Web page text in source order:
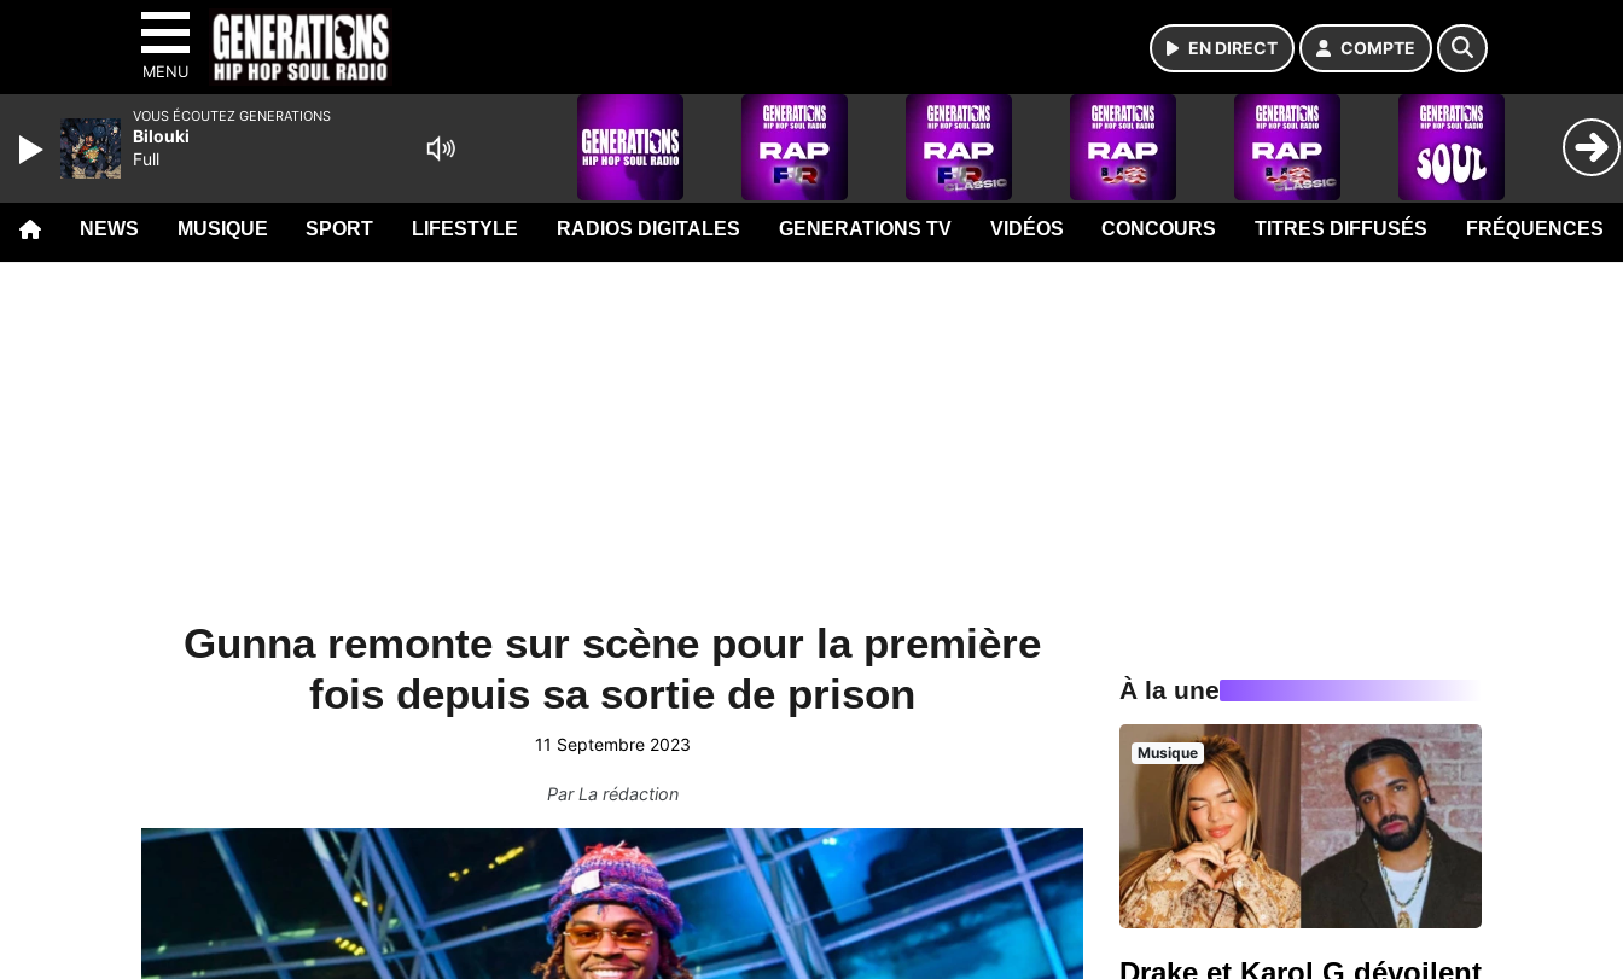
MENU
EN DIRECT COMPTE
NEWS MUSIQUE SPORT LIFESTYLE RADIOS DIGITALES GENERATIONS TV VIDÉOS CONCOURS TITRES DIFFUSÉS FRÉQUENCES
Gunna remonte sur scène pour la première
fois depuis sa sortie de prison
11 Septembre 2023
ParLa rédaction
À la une
Musique
Drake et Karol G dévoilent
VOUS ÉCOUTEZ GENERATIONS
Bilouki
Full